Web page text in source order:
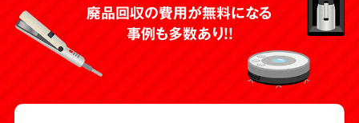
廃品回収の費用が無料になる
事例も多数あり！！